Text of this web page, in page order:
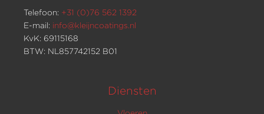
Telefoon: +31 (0)76 562 1392
E-mail: info@kleijncoatings.nl
KvK: 69115168
BTW: NL857742152 B01
Diensten